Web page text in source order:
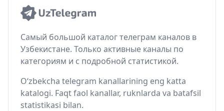
Самый большой каталог телеграм каналов в
Узбекистане. Только активные каналы по
категориям и с подробной статистикой.
O‘zbekcha telegram kanallarining eng katta
katalogi. Faqt faol kanallar, ruknlarda va batafsil
statistikasi bilan.